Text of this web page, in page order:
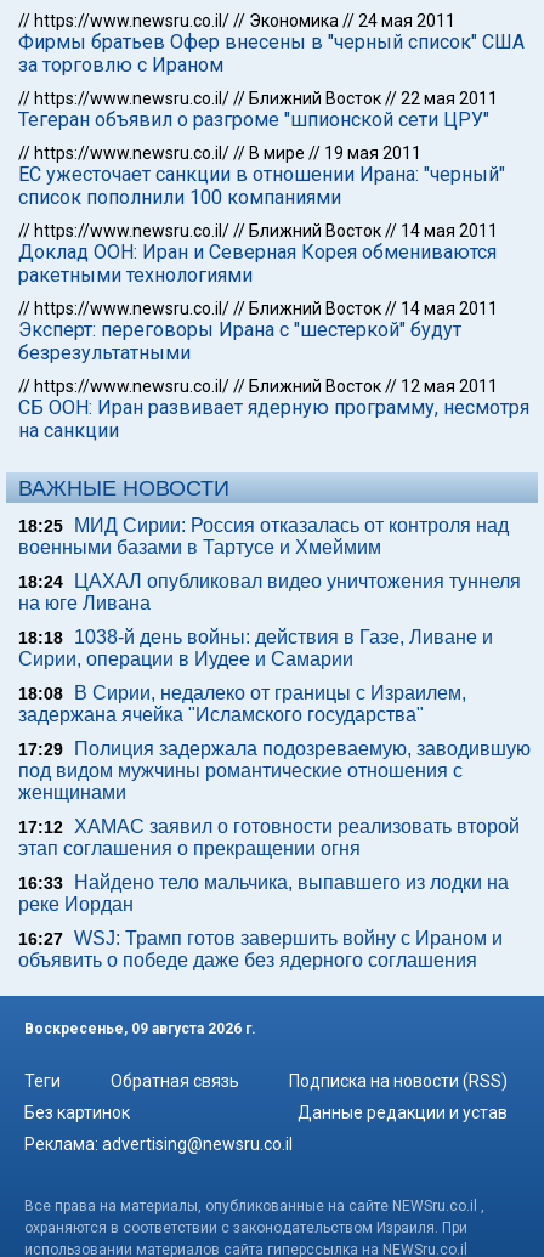
// https://www.newsru.co.il/// Экономика //24 мая 2011
Фирмы братьев Офер внесены в "черный список" США
за торговлю с Ираном
// https://www.newsru.co.il/// Ближний Восток//22 мая 2011
Тегеран объявил о разгроме "шпионской сети ЦРУ"
// https://www.newsru.co.il/// В мире // 19 мая 2011
ЕС ужесточает санкции в отношении Ирана: "черный"
список пополнили 100 компаниями
// https://www.newsru.co.il/// Ближний Восток// 14 мая 2011
Доклад ООН: Иран и Северная Корея обмениваются
ракетными технологиями
// https://www.newsru.co.il/// Ближний Восток// 14 мая 2011
Эксперт: переговоры Ирана с "шестеркой" будут
безрезультатными
// https://www.newsru.co.il/// Ближний Восток// 12 мая 2011
СБ ООН: Иран развивает ядерную программу, несмотря
на санкции
ВАЖНЫЕ НОВОСТИ
18:25
МИД Сирии: Россия отказалась от контроля над
военными базами в Тартусе и Хмеймим
18:24
ЦАХАЛ опубликовал видео уничтожения туннеля
на юге Ливана
18:18
1038-й день войны: действия в Газе, Ливане и
Сирии, операции в Иудее и Самарии
18:08
В Сирии, недалеко от границы с Израилем,
задержана ячейка "Исламского государства"
17:29
Полиция задержала подозреваемую, заводившую
под видом мужчины романтические отношения с
женщинами
17:12
ХАМАС заявил о готовности реализовать второй
этап соглашения о прекращении огня
16:33
Найдено тело мальчика, выпавшего из лодки на
реке Иордан
16:27 WSJ: Трамп готов завершить войну с Ираном и
объявить о победе даже без ядерного соглашения
Воскресенье, 09 августа 2026 г.
Теги Обратная связь
Подписка на новости (RSS)
Без картинок
Данные редакции и устав
Реклама: advertising@newsru.co.il
Все права на материалы, опубликованные на сайте NEWSru.co.il ,
охраняются в соответствии с законодательством Израиля. При
использовании материалов сайта гиперссылка на NEWSru.co.il